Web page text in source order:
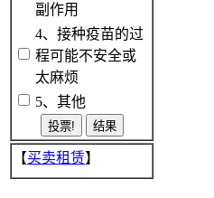
副作用
4、接种疫苗的过
程可能不安全或
太麻烦
5、其他
【买卖租赁】